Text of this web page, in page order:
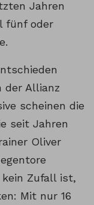
Jahren
fünf oder
der Allianz
scheinen die
seit Jahren
Oliver
kein Zufall ist,
Mit nur 16